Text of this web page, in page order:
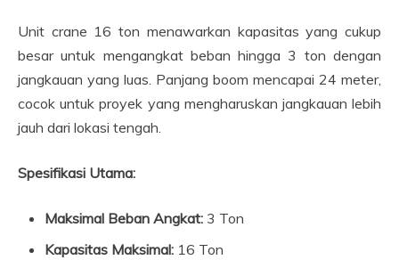
Unit crane 16 ton menawarkan kapasitas yang cukup
besar untuk mengangkat beban hingga 3 ton dengan
jangkauan yang luas. Panjang boom mencapai 24 meter,
cocok untuk proyek yang mengharuskan jangkauan lebih
jauh dari lokasi tengah.
Spesifikasi Utama:
Maksimal Beban Angkat: 3 Ton
Kapasitas Maksimal: 16 Ton